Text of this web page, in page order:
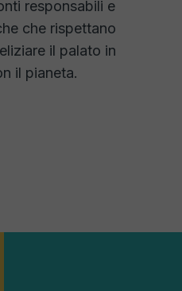
responsabili e
che rispettano
il palato in
il pianeta.